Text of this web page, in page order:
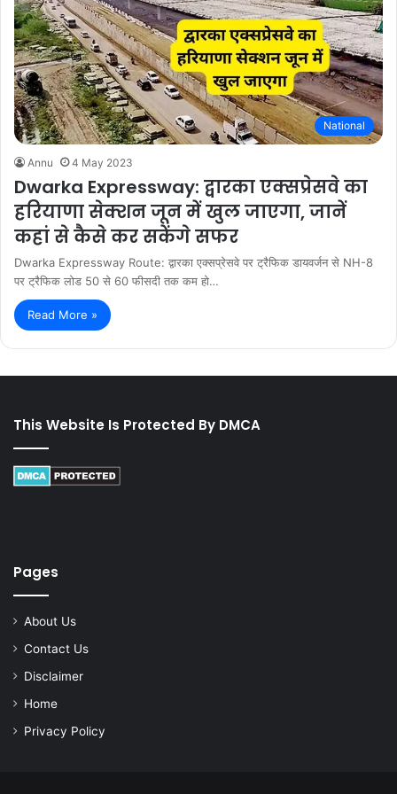
National
Annu 4 May 2023
Dwarka Expressway: द्वारका एक्सप्रेसवे का
हरियाणा सेक्शन जून में खुल जाएगा, जानें
कहां से कैसे कर सकेंगे सफर
Dwarka Expressway Route: द्वारका एक्सप्रेसवे पर ट्रैफिक डायवर्जन से NH-8
पर ट्रैफिक लोड 50 से 60 फीसदी तक कम हो…
Read More »
This Website Is Protected By DMCA
Pages
About Us
Contact Us
Disclaimer
Home
Privacy Policy